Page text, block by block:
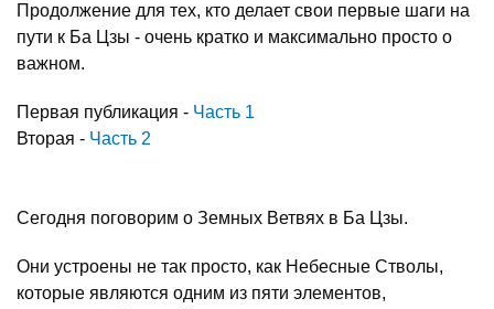
Продолжение для тех, кто делает свои первые шаги на
пути к Ба Цзы - очень кратко и максимально просто о
важном.
Первая публикация - Часть 1
Вторая - Часть 2
Сегодня поговорим о Земных Ветвях в Ба Цзы.
Они устроены не так просто, как Небесные Стволы,
которые являются одним из пяти элементов,